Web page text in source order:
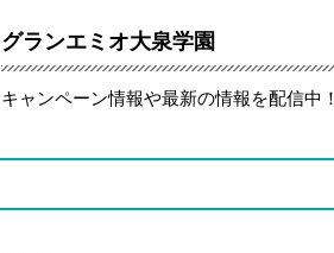
グランエミオ大泉学園
キャンペーン情報や最新の情報を配信中！